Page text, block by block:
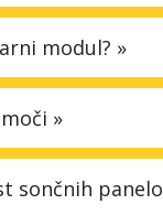
modul? »
»
sončnih